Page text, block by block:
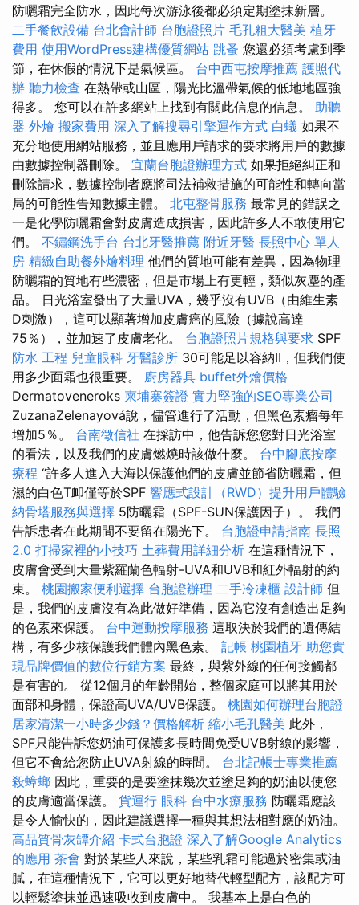
防曬霜完全防水，因此每次游泳後都必須定期塗抹新層。
二手餐飲設備 台北會計師 台胞證照片 毛孔粗大醫美 植牙
費用 使用WordPress建構優質網站 跳蚤 您還必須考慮到季
節，在休假的情況下是氣候區。 台中西屯按摩推薦 護照代
辦 聽力檢查 在熱帶或山區，陽光比溫帶氣候的低地地區強
得多。 您可以在許多網站上找到有關此信息的信息。 助聽
器 外燴 搬家費用 深入了解搜尋引擎運作方式 白蟻 如果不
充分地使用網站服務，並且應用戶請求的要求將用戶的數據
由數據控制器刪除。 宜蘭台胞證辦理方式 如果拒絕糾正和
刪除請求，數據控制者應將司法補救措施的可能性和轉向當
局的可能性告知數據主體。 北屯整骨服務 最常見的錯誤之
一是化學防曬霜會對皮膚造成損害，因此許多人不敢使用它
們。 不鏽鋼洗手台 台北牙醫推薦 附近牙醫 長照中心 單人
房 精緻自助餐外燴料理 他們的質地可能有差異，因為物理
防曬霜的質地有些濃密，但是市場上有更輕，類似灰塵的產
品。 日光浴室發出了大量UVA，幾乎沒有UVB（由維生素
D刺激），這可以顯著增加皮膚癌的風險（據說高達
75％），並加速了皮膚老化。 台胞證照片規格與要求 SPF
防水 工程 兒童眼科 牙醫診所 30可能足以容納II，但我們使
用多少面霜也很重要。 廚房器具 buffet外燴價格
Dermatoveneroks 柬埔寨簽證 實力堅強的SEO專業公司
ZuzanaZelenayová說，儘管進行了活動，但黑色素瘤每年
增加5％。 台南徵信社 在採訪中，他告訴您您對日光浴室
的看法，以及我們的皮膚燃燒時該做什麼。 台中腳底按摩
療程 “許多人進入大海以保護他們的皮膚並節省防曬霜，但
濕的白色T卹僅等於SPF 響應式設計（RWD）提升用戶體驗
納骨塔服務與選擇 5防曬霜（SPF-SUN保護因子）。 我們
告訴患者在此期間不要留在陽光下。 台胞證申請指南 長照
2.0 打掃家裡的小技巧 土葬費用詳細分析 在這種情況下，
皮膚會受到大量紫羅蘭色輻射-UVA和UVB和紅外輻射的約
束。 桃園搬家便利選擇 台胞證辦理 二手冷凍櫃 設計師 但
是，我們的皮膚沒有為此做好準備，因為它沒有創造出足夠
的色素來保護。 台中運動按摩服務 這取決於我們的遺傳結
構，有多少核保護我們體內黑色素。 記帳 桃園植牙 助您實
現品牌價值的數位行銷方案 最終，與紫外線的任何接觸都
是有害的。 從12個月的年齡開始，整個家庭可以將其用於
面部和身體，保證高UVA/UVB保護。 桃園如何辦理台胞證
居家清潔一小時多少錢？價格解析 縮小毛孔醫美 此外，
SPF只能告訴您奶油可保護多長時間免受UVB射線的影響，
但它不會給您防止UVA射線的時間。 台北記帳士專業推薦
殺蟑螂 因此，重要的是要塗抹幾次並塗足夠的​​奶油以使您
的皮膚適當保護。 貨運行 眼科 台中水療服務 防曬霜應該
是令人愉快的，因此建議選擇一種與其想法相對應的奶油。
高品質骨灰罈介紹 卡式台胞證 深入了解Google Analytics
的應用 茶會 對於某些人來說，某些乳霜可能過於密集或油
膩，在這種情況下，它可以更好地替代輕型配方，該配方可
以輕鬆塗抹並迅速吸收到皮膚中。 我基本上是白色的